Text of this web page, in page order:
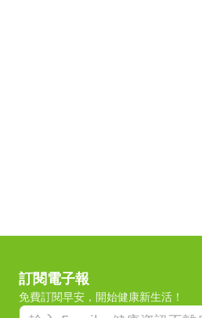
訂閱電子報
免費訂閱早安，開始健康新生活！